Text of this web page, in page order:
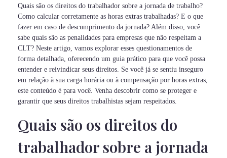
Quais são os direitos do trabalhador sobre a jornada de trabalho?
Como calcular corretamente as horas extras trabalhadas? E o que
fazer em caso de descumprimento da jornada? Além disso, você
sabe quais são as penalidades para empresas que não respeitam a
CLT? Neste artigo, vamos explorar esses questionamentos de
forma detalhada, oferecendo um guia prático para que você possa
entender e reivindicar seus direitos. Se você já se sentiu inseguro
em relação à sua carga horária ou à compensação por horas extras,
este conteúdo é para você. Venha descobrir como se proteger e
garantir que seus direitos trabalhistas sejam respeitados.
Quais são os direitos do
trabalhador sobre a jornada